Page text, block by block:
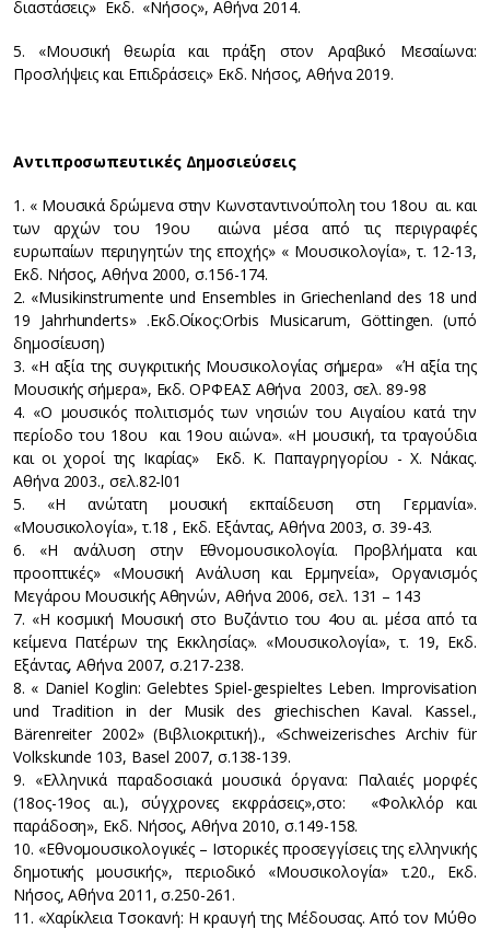
διαστάσεις» Εκδ. «Νήσος», Αθήνα 2014.
5. «Μουσική θεωρία και πράξη στον Αραβικό Μεσαίωνα:
Προσλήψεις και Επιδράσεις» Εκδ. Νήσος, Αθήνα 2019.
Αντιπροσωπευτικές Δημοσιεύσεις
1. « Μουσικά δρώμενα στην Κωνσταντινούπολη του 18ου αι. και
των αρχών του 19ου αιώνα μέσα από τις περιγραφές
ευρωπαίων περιηγητών της εποχής» « Μουσικολογία», τ. 12-13,
Εκδ. Νήσος, Αθήνα 2000, σ.156-174.
2. «Musikinstrumente und Ensembles in Griechenland des 18 und
19 Jahrhunderts» .Εκδ.Οίκος:Orbis Musicarum, Göttingen. (υπό
δημοσίευση)
3. «Η αξία της συγκριτικής Μουσικολογίας σήμερα» «Ή αξία της
Μουσικής σήμερα», Εκδ. ΟΡΦΕΑΣ Αθήνα 2003, σελ. 89-98
4. «Ο μουσικός πολιτισμός των νησιών του Αιγαίου κατά την
περίοδο του 18ου και 19ου αιώνα». «Η μουσική, τα τραγούδια
και οι χοροί της Ικαρίας» Εκδ. Κ. Παπαγρηγορίου - Χ. Νάκας.
Αθήνα 2003., σελ.82-l01
5. «Η ανώτατη μουσική εκπαίδευση στη Γερμανία».
«Μουσικολογία», τ.18 , Εκδ. Εξάντας, Αθήνα 2003, σ. 39-43.
6. «Η ανάλυση στην Εθνομουσικολογία. Προβλήματα και
προοπτικές» «Μουσική Ανάλυση και Ερμηνεία», Οργανισμός
Μεγάρου Μουσικής Αθηνών, Αθήνα 2006, σελ. 131 – 143
7. «Η κοσμική Μουσική στο Βυζάντιο του 4ου αι. μέσα από τα
κείμενα Πατέρων της Εκκλησίας». «Μουσικολογία», τ. 19, Εκδ.
Εξάντας, Αθήνα 2007, σ.217-238.
8. « Daniel Koglin: Gelebtes Spiel-gespieltes Leben. Improvisation
und Tradition in der Musik des griechischen Kaval. Kassel.,
Bärenreiter 2002» (Βιβλιοκριτική)., «Schweizerisches Archiv für
Volkskunde 103, Basel 2007, σ.138-139.
9. «Ελληνικά παραδοσιακά μουσικά όργανα: Παλαιές μορφές
(18ος-19ος αι.), σύγχρονες εκφράσεις»,στο: «Φολκλόρ και
παράδοση», Eκδ. Νήσος, Αθήνα 2010, σ.149-158.
10. «Εθνομουσικολογικές – Ιστορικές προσεγγίσεις της ελληνικής
δημοτικής μουσικής», περιοδικό «Μουσικολογία» τ.20., Εκδ.
Νήσος, Αθήνα 2011, σ.250-261.
11. «Χαρίκλεια Τσοκανή: Η κραυγή της Μέδουσας. Από τον Μύθο